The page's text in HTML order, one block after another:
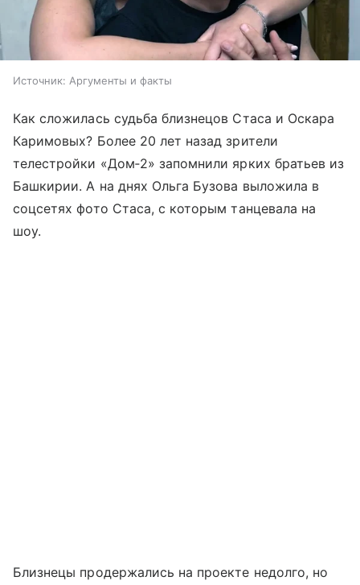
Источник: Аргументы и факты
Как сложилась судьба близнецов Стаса и Оскара
Каримовых? Более 20 лет назад зрители
телестройки «Дом‑2» запомнили ярких братьев из
Башкирии. А на днях Ольга Бузова выложила в
соцсетях фото Стаса, с которым танцевала на
шоу.
Близнецы продержались на проекте недолго, но